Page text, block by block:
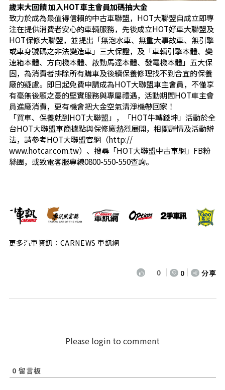
歲末大回饋 加入HOT車主會員加碼抽大金
致力於成為最值得信賴的中古車聯盟，HOT大聯盟自成立即專
注在提供消費者安心的車輛服務，先後成立HOT好車大聯盟及
HOT保修大聯盟，並提出「無泡水車、無重大事故車、無引擎
或車身號碼之非法變造車」三大保證，及「車輛引擎本體、變
速箱本體、方向機本體、啟動馬達本體、發電機本體」五大保
固，為消費者排除所有購車及後續保養修理找不到合宜的保養
廠的疑慮。即日起免費申請成為HOT大聯盟車主會員，不僅享
有毫無後顧之憂的堅實服務與專屬禮遇，活動期間HOT車主會
員進廠消費，更有機會把大金空氣清淨機帶回家！
「買車、保養就到HOT大聯盟」，「HOT牛轉錢坤」活動於全
台HOT大聯盟車商據點與保修廠熱烈展開，相關詳情及活動辦
法，請參考HOT大聯盟官網（http://
www.hotcar.com.tw）、搜尋「HOT大聯盟中古車網」FB粉
絲團，或致電客服專線0800-550-550查詢。
更多汽車資訊：CARNEWS 車訊網
0 0 分享
Please login to comment
0 留言板